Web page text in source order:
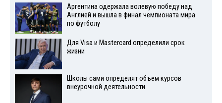
Аргентина одержала волевую победу над
Англией и вышла в финал чемпионата мира
по футболу
Для Visа и Mastercard определили срок
жизни
Школы сами определят объем курсов
внеурочной деятельности